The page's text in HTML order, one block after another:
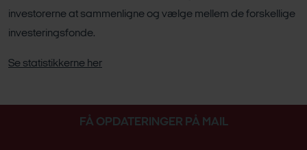
investorerne at sammenligne og vælge mellem de forskellige
investeringsfonde.
Se statistikkerne her
FÅ OPDATERINGER PÅ MAIL